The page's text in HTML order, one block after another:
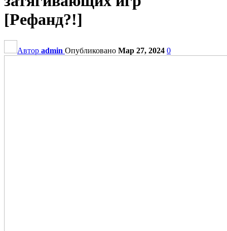
[Рефанд?!]
Автор admin Опубликовано Мар 27, 2024 0